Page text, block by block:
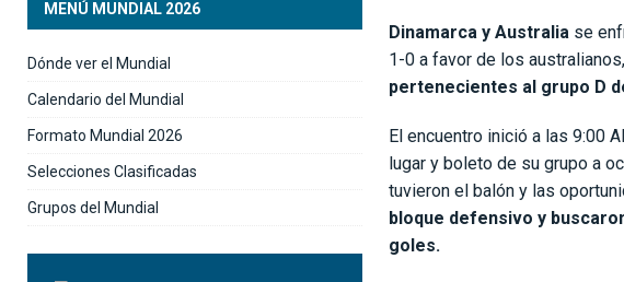
Dinamarca y Australia se
1-0 a favor de los
pertenecientes al grupo D
El encuentro inició a las 9:00
lugar y boleto de su grupo a
tuvieron el balón y las
bloque defensivo y
goles.
MENÚ MUNDIAL 2026
Dónde ver el Mundial
Calendario del Mundial
Formato Mundial 2026
Selecciones Clasificadas
Grupos del Mundial